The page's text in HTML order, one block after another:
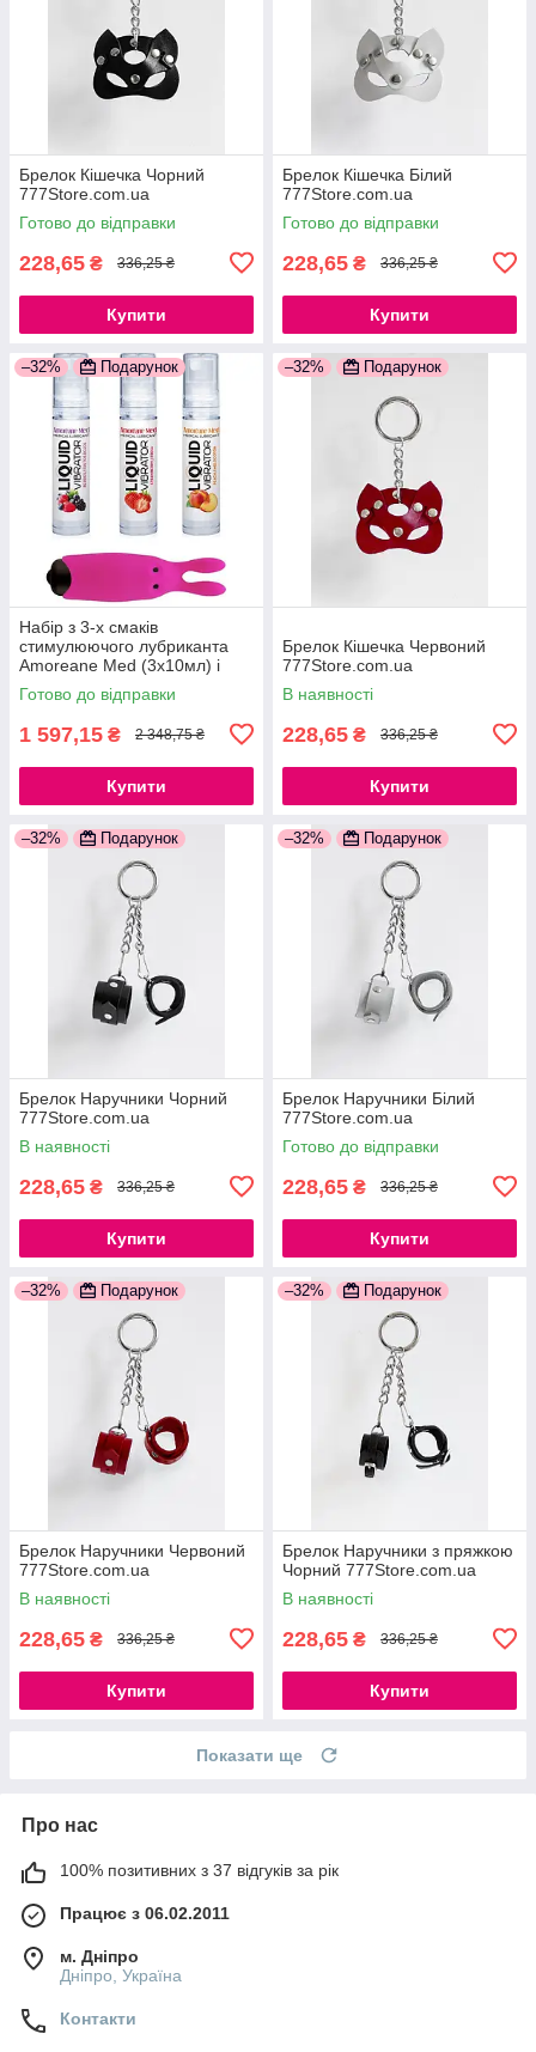
Брелок Кішечка Чорний
777Store.com.ua
Готово до відправки
228,65 ₴ 336,25 ₴
Купити
Брелок Кішечка Білий
777Store.com.ua
Готово до відправки
228,65 ₴ 336,25 ₴
Купити
–32% Подарунок
Набір з 3-х смаків
стимулюючого лубриканта
Amoreane Med (3х10мл) і
вибропули Adrien Lastic Pink
777Store.com.ua
Готово до відправки
1 597,15 ₴ 2 348,75 ₴
Купити
–32% Подарунок
Брелок Кішечка Червоний
777Store.com.ua
В наявності
228,65 ₴ 336,25 ₴
Купити
–32% Подарунок
Брелок Наручники Чорний
777Store.com.ua
В наявності
228,65 ₴ 336,25 ₴
Купити
–32% Подарунок
Брелок Наручники Білий
777Store.com.ua
Готово до відправки
228,65 ₴ 336,25 ₴
Купити
–32% Подарунок
Брелок Наручники Червоний
777Store.com.ua
В наявності
228,65 ₴ 336,25 ₴
Купити
–32% Подарунок
Брелок Наручники з пряжкою
Чорний 777Store.com.ua
В наявності
228,65 ₴ 336,25 ₴
Купити
Показати ще
Про нас
100% позитивних з 37 відгуків за рік
Працює з 06.02.2011
м. Дніпро
Дніпро, Україна
Контакти